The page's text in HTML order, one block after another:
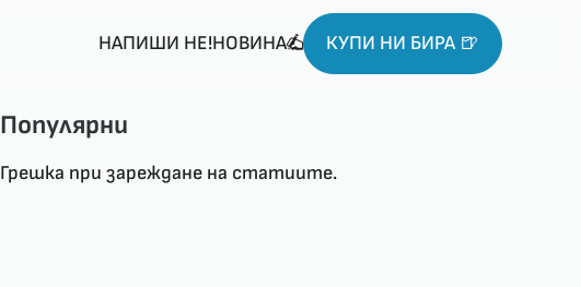
НАПИШИ НЕ!НОВИНА КУПИ НИ БИРА 🍺
Популярни
Грешка при зареждане на статиите.